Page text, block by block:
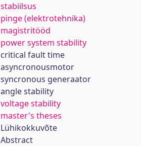
stabiilsus
pinge (elektrotehnika)
magistritööd
power system stability
critical fault time
asyncronousmotor
syncronous generaator
angle stability
voltage stability
master's theses
Lühikokkuvõte
Abstract